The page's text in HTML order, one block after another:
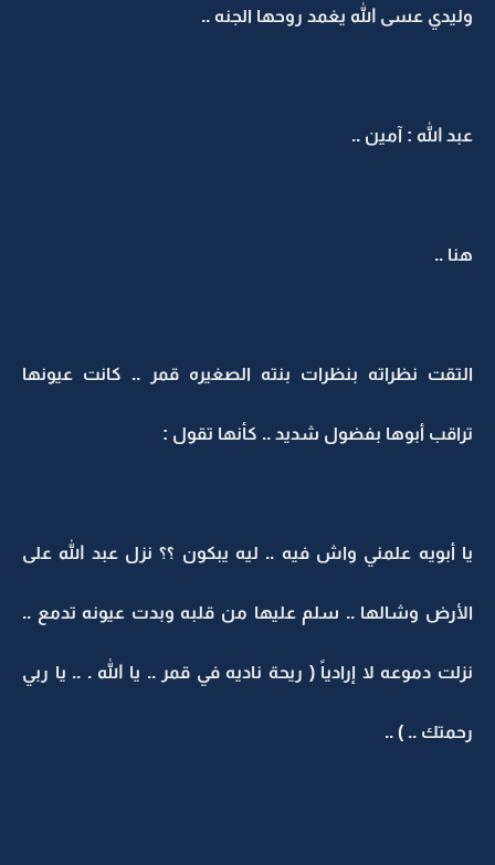
وليدي عسى الله يغمد روحها الجنه ..
عبد الله : آمين ..
هنا ..
التقت نظراته بنظرات بنته الصغيره قمر .. كانت عيونها
تراقب أبوها بفضول شديد .. كأنها تقول :
يا أبويه علمني واش فيه .. ليه يبكون ؟؟ نزل عبد الله على
الأرض وشالها .. سلم عليها من قلبه وبدت عيونه تدمع ..
نزلت دموعه لا إرادياً ( ريحة ناديه في قمر .. يا الله . .. يا ربي
رحمتك .. ) ..